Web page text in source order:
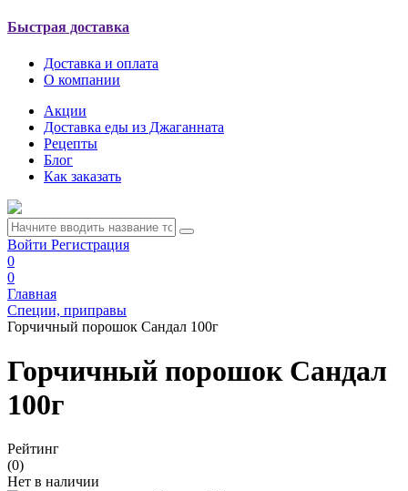
Быстрая доставка
Доставка и оплата
О компании
Акции
Доставка еды из Джаганната
Рецепты
Блог
Как заказать
Войти Регистрация
0
0
Главная
Специи, приправы
Горчичный порошок Сандал 100г
Горчичный порошок Сандал
100г
Рейтинг
(0)
Нет в наличии